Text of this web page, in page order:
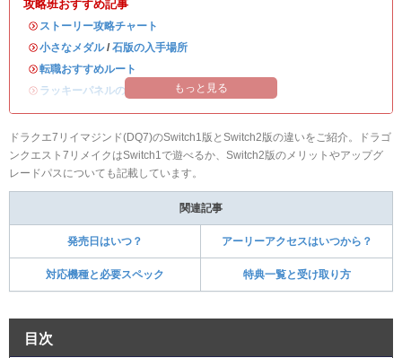
攻略班おすすめ記事
・ ストーリー攻略チャート
・小さなメダル/ 石版の入手場所
・転職おすすめルート
・ ラッキーパネルの場所 もっと見る
ドラクエ7リイマジンド(DQ7)のSwitch1版とSwitch2版の違いをご紹介。ドラゴ
ンクエスト7リメイクはSwitch1で遊べるか、Switch2版のメリットやアップグ
レードパスについても記載しています。
関連記事
発売日はいつ？ アーリーアクセスはいつから？
対応機種と必要スペック 特典一覧と受け取り方
目次